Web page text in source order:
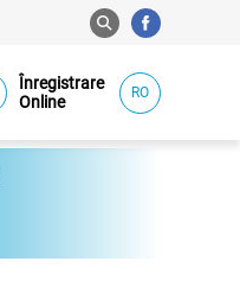
Înregistrare
Online
RO